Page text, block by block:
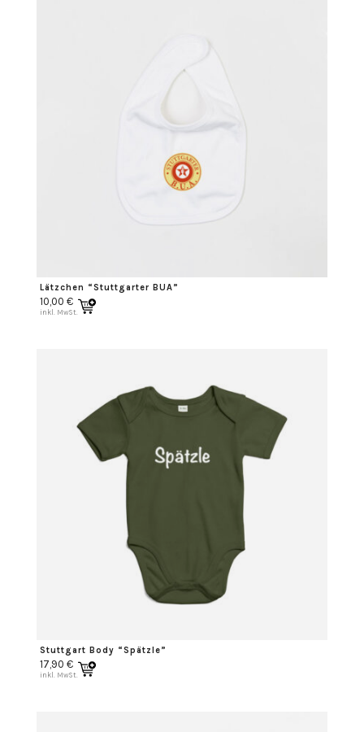
Lätzchen “Stuttgarter BUA”
10,00 €
inkl. MwSt.
Stuttgart Body “Spätzle”
17,90 €
inkl. MwSt.